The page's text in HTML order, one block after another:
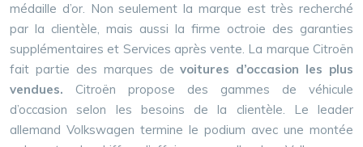
médaille d’or. Non seulement la marque est très recherché
par la clientèle, mais aussi la firme octroie des garanties
supplémentaires et Services après vente. La marque Citroën
fait partie des marques devoitures d’occasion les plus
vendues. Citroën propose des gammes de véhicule
d’occasion selon les besoins de la clientèle. Le leader
allemand Volkswagen termine le podium avec une montée